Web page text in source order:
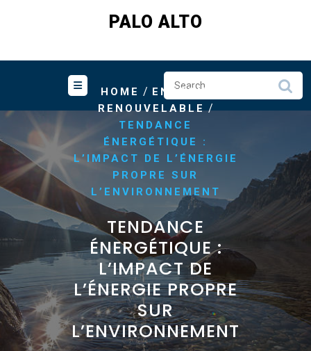
PALO ALTO
HOME / ENERGIE
RENOUVELABLE/
TENDANCE
ÉNERGÉTIQUE :
L’IMPACT DE L’ÉNERGIE
PROPRE SUR
L’ENVIRONNEMENT
TENDANCE
ÉNERGÉTIQUE :
L’IMPACT DE
L’ÉNERGIE PROPRE
SUR
L’ENVIRONNEMENT